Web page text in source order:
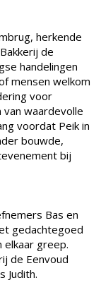
herkende
de
handelingen
mensen welkom
voor
waardevolle
voordat Peik in
bouwde,
bij
Bas en
gedachtegoed
elkaar greep.
de Eenvoud
Judith.